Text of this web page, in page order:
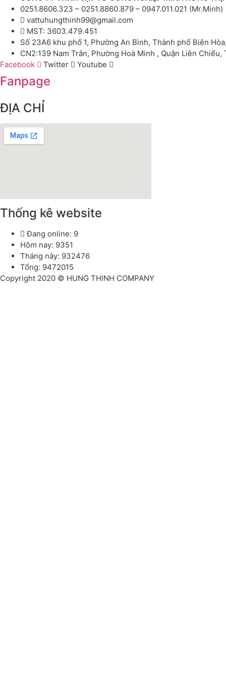
0251.8606.323 – 0251.8860.879 – 0947.011.021 (Mr.Minh)
vattuhungthinh99@gmail.com
MST: 3603.479.451
Số 23A6 khu phố 1, Phường An Bình, Thành phố Biên
CN2:139 Nam Trân, Phường Hoà Minh , Quận Liên Chiểu,
Facebook
Twitter Youtube
Fanpage
ĐỊA CHỈ
Thống kê website
Đang online: 9
Hôm nay: 9351
Tháng này: 932476
Tổng: 9472015
Copyright 2020 © HUNG THINH COMPANY